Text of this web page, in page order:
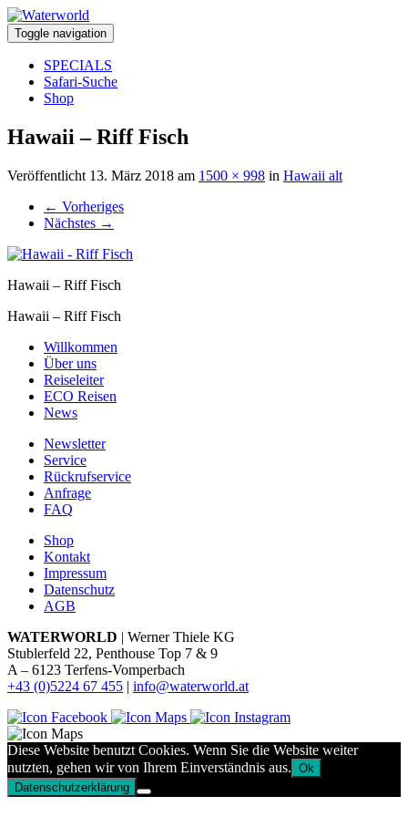
Toggle navigation
SPECIALS
Safari-Suche
Shop
Hawaii – Riff Fisch
Veröffentlicht 13. März 2018 am 1500 × 998 in Hawaii alt
← Vorheriges
Nächstes →
Hawaii – Riff Fisch
Hawaii – Riff Fisch
Willkommen
Über uns
Reiseleiter
ECO Reisen
News
Newsletter
Service
Rückrufservice
Anfrage
FAQ
Shop
Kontakt
Impressum
Datenschutz
AGB
WATERWORLD | Werner Thiele KG
Stublerfeld 22, Penthouse Top 7 & 9
A – 6123 Terfens-Vomperbach
+43 (0)5224 67 455 | info@waterworld.at
Diese Website benutzt Cookies. Wenn Sie die Website weiter
nutzten, gehen wir von Ihrem Einverständnis aus. Ok
Datenschutzerklärung